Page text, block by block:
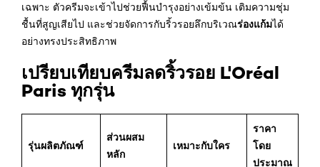
เฉพาะ ตัวครีมจะเข้าไปช่วยฟื้นบำรุงอย่างเข้มข้น เติมความชุ่ม
ชื้นที่สูญเสียไป และช่วยจัดการกับริ้วรอยลึกบริเวณร่องแก้มได้
อย่างทรงประสิทธิภาพ
เปรียบเทียบครีมลดริ้วรอย L'Oréal
Paris ทุกรุ่น
รุ่นผลิตภัณฑ์
ส่วนผสม
หลัก
เหมาะกับใคร
ราคา
โดย
ประมาณ